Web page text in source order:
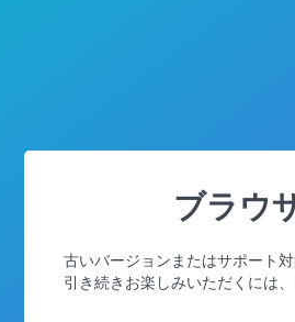
ブラウ
古いバージョンまたはサポート
引き続きお楽しみいただくには